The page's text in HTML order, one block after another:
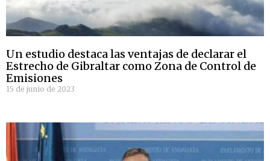
Un estudio destaca las ventajas de declarar el
Estrecho de Gibraltar como Zona de Control de
Emisiones
15 de junio de 2023